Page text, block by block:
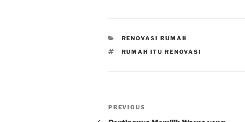
CATEGORIES
RENOVASI RUMAH
TAGS
RUMAH ITU RENOVASI
Post
Previous
PREVIOUS